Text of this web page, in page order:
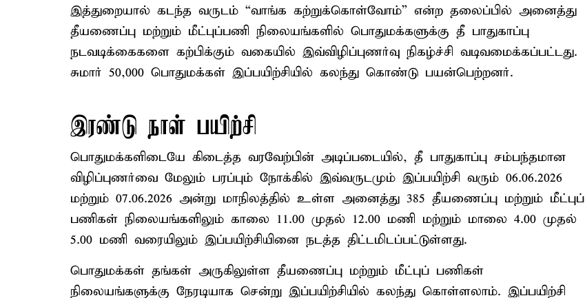
இத்துறையால் கடந்த வருடம் “வாங்க கற்றுக்கொள்வோம்” என்ற தலைப்பில் அனைத்து
தீயணைப்பு மற்றும் மீட்புப்பணி நிலையங்களில் பொதுமக்களுக்கு தீ பாதுகாப்பு
நடவடிக்கைகளை கற்பிக்கும் வகையில் இவ்விழிப்புணர்வு நிகழ்ச்சி வடிவமைக்கப்பட்டது.
சுமார் 50,000 பொதுமக்கள் இப்பயிற்சியில் கலந்து கொண்டு பயன்பெற்றனர்.
இரண்டு நாள் பயிற்சி
பொதுமக்களிடையே கிடைத்த வரவேற்பின் அடிப்படையில், தீ பாதுகாப்பு சம்பந்தமான
விழிப்புணர்வை மேலும் பரப்பும் நோக்கில் இவ்வருடமும் இப்பயிற்சி வரும் 06.06.2026
மற்றும் 07.06.2026 அன்று மாநிலத்தில் உள்ள அனைத்து 385 தீயணைப்பு மற்றும் மீட்புப்
பணிகள் நிலையங்களிலும் காலை 11.00 முதல் 12.00 மணி மற்றும் மாலை 4.00 முதல்
5.00 மணி வரையிலும் இப்பயிற்சியினை நடத்த திட்டமிடப்பட்டுள்ளது.
பொதுமக்கள் தங்கள் அருகிலுள்ள தீயணைப்பு மற்றும் மீட்புப் பணிகள்
நிலையங்களுக்கு நேரடியாக சென்று இப்பயிற்சியில் கலந்து கொள்ளலாம். இப்பயிற்சி